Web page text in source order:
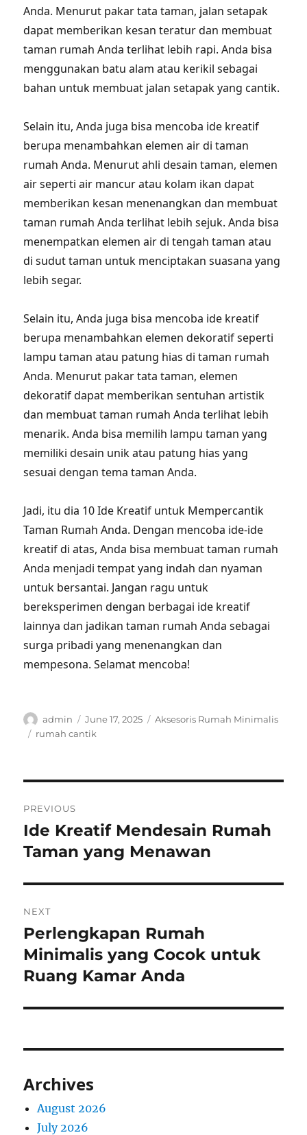
Anda. Menurut pakar tata taman, jalan setapak
dapat memberikan kesan teratur dan membuat
taman rumah Anda terlihat lebih rapi. Anda bisa
menggunakan batu alam atau kerikil sebagai
bahan untuk membuat jalan setapak yang cantik.
Selain itu, Anda juga bisa mencoba ide kreatif
berupa menambahkan elemen air di taman
rumah Anda. Menurut ahli desain taman, elemen
air seperti air mancur atau kolam ikan dapat
memberikan kesan menenangkan dan membuat
taman rumah Anda terlihat lebih sejuk. Anda bisa
menempatkan elemen air di tengah taman atau
di sudut taman untuk menciptakan suasana yang
lebih segar.
Selain itu, Anda juga bisa mencoba ide kreatif
berupa menambahkan elemen dekoratif seperti
lampu taman atau patung hias di taman rumah
Anda. Menurut pakar tata taman, elemen
dekoratif dapat memberikan sentuhan artistik
dan membuat taman rumah Anda terlihat lebih
menarik. Anda bisa memilih lampu taman yang
memiliki desain unik atau patung hias yang
sesuai dengan tema taman Anda.
Jadi, itu dia 10 Ide Kreatif untuk Mempercantik
Taman Rumah Anda. Dengan mencoba ide-ide
kreatif di atas, Anda bisa membuat taman rumah
Anda menjadi tempat yang indah dan nyaman
untuk bersantai. Jangan ragu untuk
bereksperimen dengan berbagai ide kreatif
lainnya dan jadikan taman rumah Anda sebagai
surga pribadi yang menenangkan dan
mempesona. Selamat mencoba!
Author
admin
Posted
on
June 17, 2025 Categories
Aksesoris Rumah Minimalis
Tags
rumah cantik
navigation
PREVIOUS
Previous
post:
Ide Kreatif Mendesain Rumah
Taman yang Menawan
NEXT
Next
post:
Perlengkapan Rumah
Minimalis yang Cocok untuk
Ruang Kamar Anda
Archives
August 2026
July 2026